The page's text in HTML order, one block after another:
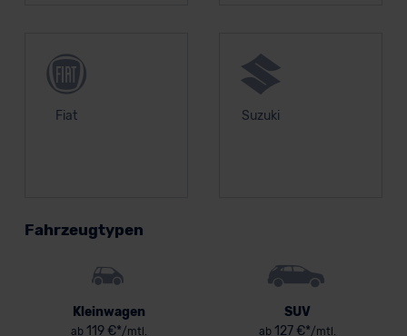
Fiat Suzuki
Fahrzeugtypen
Kleinwagen
ab 119 €*/mtl.
SUV
ab 127 €*/mtl.